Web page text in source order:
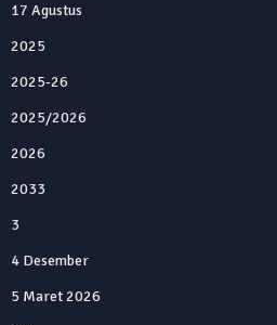
17 Agustus
2025
2025‑26
2025/2026
2026
2033
3
4 Desember
5 Maret 2026